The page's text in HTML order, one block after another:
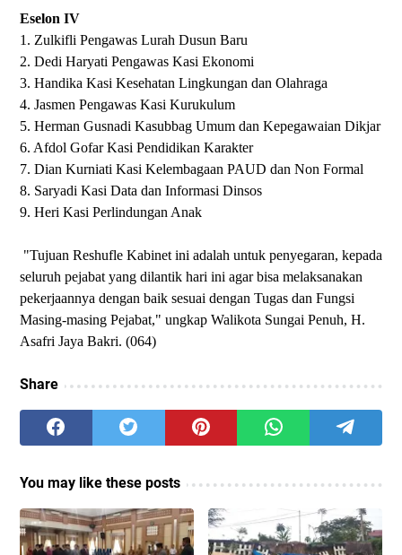
Eselon IV
1. Zulkifli Pengawas Lurah Dusun Baru
2. Dedi Haryati Pengawas Kasi Ekonomi
3. Handika Kasi Kesehatan Lingkungan dan Olahraga
4. Jasmen Pengawas Kasi Kurukulum
5. Herman Gusnadi Kasubbag Umum dan Kepegawaian Dikjar
6. Afdol Gofar Kasi Pendidikan Karakter
7. Dian Kurniati Kasi Kelembagaan PAUD dan Non Formal
8. Saryadi Kasi Data dan Informasi Dinsos
9. Heri Kasi Perlindungan Anak
"Tujuan Reshufle Kabinet ini adalah untuk penyegaran, kepada
seluruh pejabat yang dilantik hari ini agar bisa melaksanakan
pekerjaannya dengan baik sesuai dengan Tugas dan Fungsi
Masing-masing Pejabat," ungkap Walikota Sungai Penuh, H.
Asafri Jaya Bakri. (064)
Share
You may like these posts